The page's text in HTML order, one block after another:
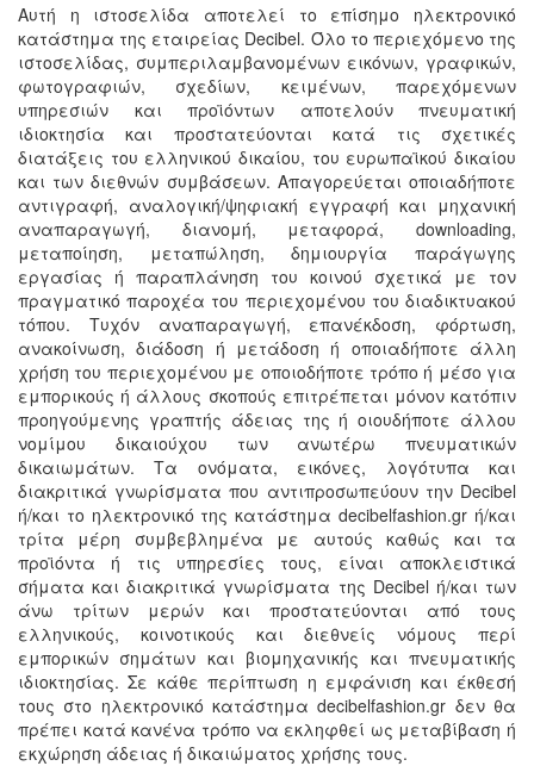
Αυτή η ιστοσελίδα αποτελεί το επίσημο ηλεκτρονικό
κατάστημα της εταιρείας Decibel. Όλο το περιεχόμενο της
ιστοσελίδας, συμπεριλαμβανομένων εικόνων, γραφικών,
φωτογραφιών, σχεδίων, κειμένων, παρεχόμενων
υπηρεσιών και προϊόντων αποτελούν πνευματική
ιδιοκτησία και προστατεύονται κατά τις σχετικές
διατάξεις του ελληνικού δικαίου, του ευρωπαϊκού δικαίου
και των διεθνών συμβάσεων. Απαγορεύεται οποιαδήποτε
αντιγραφή, αναλογική/ψηφιακή εγγραφή και μηχανική
αναπαραγωγή, διανομή, μεταφορά, downloading,
μεταποίηση, μεταπώληση, δημιουργία παράγωγης
εργασίας ή παραπλάνηση του κοινού σχετικά με τον
πραγματικό παροχέα του περιεχομένου του διαδικτυακού
τόπου. Τυχόν αναπαραγωγή, επανέκδοση, φόρτωση,
ανακοίνωση, διάδοση ή μετάδοση ή οποιαδήποτε άλλη
χρήση του περιεχομένου με οποιοδήποτε τρόπο ή μέσο για
εμπορικούς ή άλλους σκοπούς επιτρέπεται μόνον κατόπιν
προηγούμενης γραπτής άδειας της ή οιουδήποτε άλλου
νομίμου δικαιούχου των ανωτέρω πνευματικών
δικαιωμάτων. Τα ονόματα, εικόνες, λογότυπα και
διακριτικά γνωρίσματα που αντιπροσωπεύουν την Decibel
ή/και το ηλεκτρονικό της κατάστημα decibelfashion.gr ή/και
τρίτα μέρη συμβεβλημένα με αυτούς καθώς και τα
προϊόντα ή τις υπηρεσίες τους, είναι αποκλειστικά
σήματα και διακριτικά γνωρίσματα της Decibel ή/και των
άνω τρίτων μερών και προστατεύονται από τους
ελληνικούς, κοινοτικούς και διεθνείς νόμους περί
εμπορικών σημάτων και βιομηχανικής και πνευματικής
ιδιοκτησίας. Σε κάθε περίπτωση η εμφάνιση και έκθεσή
τους στο ηλεκτρονικό κατάστημα decibelfashion.gr δεν θα
πρέπει κατά κανένα τρόπο να εκληφθεί ως μεταβίβαση ή
εκχώρηση άδειας ή δικαιώματος χρήσης τους.